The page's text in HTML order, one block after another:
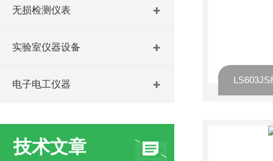
无损检测仪表
实验室仪器设备
电子电工仪器
技术文章